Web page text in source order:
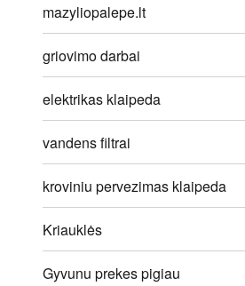
mazyliopalepe.lt
griovimo darbai
elektrikas klaipeda
vandens filtrai
kroviniu pervezimas klaipeda
Kriauklės
Gyvunu prekes pigiau